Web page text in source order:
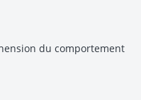
du comportement